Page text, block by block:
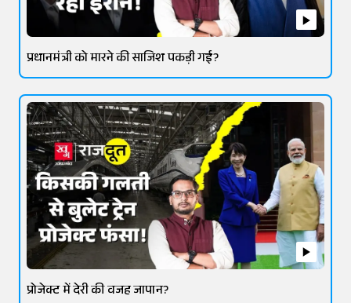
प्रधानमंत्री को मारने की साजिश पकड़ी गई?
प्रोजेक्ट में देरी की वजह जापान?